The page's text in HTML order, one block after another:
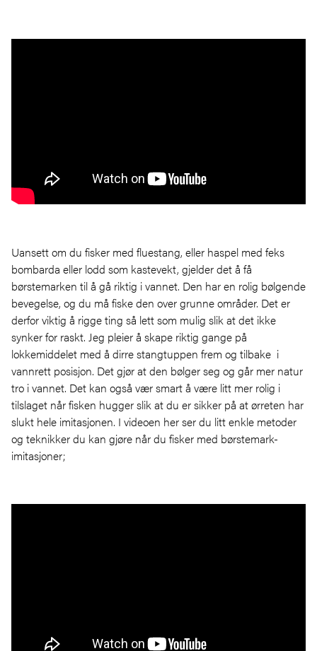
Uansett om du fisker med fluestang, eller haspel med feks
bombarda eller lodd som kastevekt, gjelder det å få
børstemarken til å gå riktig i vannet. Den har en rolig bølgende
bevegelse, og du må fiske den over grunne områder. Det er
derfor viktig å rigge ting så lett som mulig slik at det ikke
synker for raskt. Jeg pleier å skape riktig gange på
lokkemiddelet med å dirre stangtuppen frem og tilbake i
vannrett posisjon. Det gjør at den bølger seg og går mer natur
tro i vannet. Det kan også vær smart å være litt mer rolig i
tilslaget når fisken hugger slik at du er sikker på at ørreten har
slukt hele imitasjonen. I videoen her ser du litt enkle metoder
og teknikker du kan gjøre når du fisker med børstemark-
imitasjoner;